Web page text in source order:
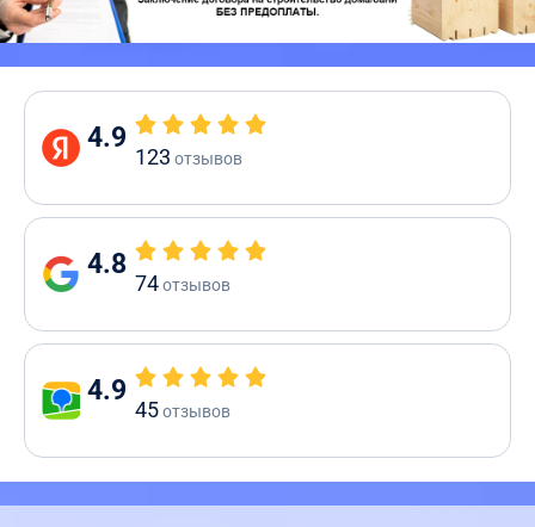
4.9
123 отзывов
4.8
74отзывов
4.9
45отзывов